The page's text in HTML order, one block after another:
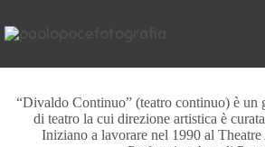
“Divaldo Continuo” (teatro continuo) è un
di teatro la cui direzione artistica è
Iniziano a lavorare nel 1990 al